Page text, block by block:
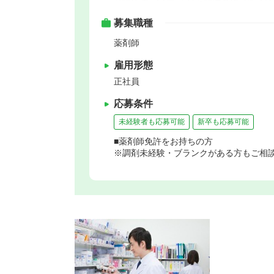
募集職種
薬剤師
雇用形態
正社員
応募条件
未経験者も応募可能 新卒も応募可能
■薬剤師免許をお持ちの方
※調剤未経験・ブランクがある方もご相